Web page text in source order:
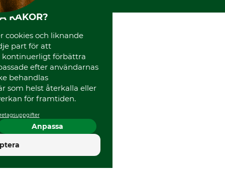
Media
Code of Conduct
KAKOR?
cookies och liknande
part för att
kontinuerligt förbättra
efter användarnas
behandlas
som helst återkalla eller
för framtiden.
Anpassa